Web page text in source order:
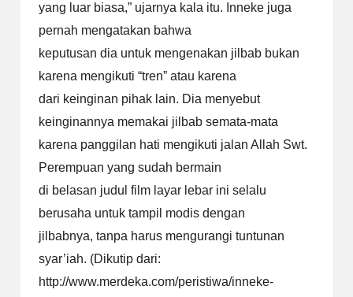
yang luar biasa,” ujarnya kala itu. Inneke juga
pernah mengatakan bahwa
keputusan dia untuk mengenakan jilbab bukan
karena mengikuti “tren” atau karena
dari keinginan pihak lain. Dia menyebut
keinginannya memakai jilbab semata-mata
karena panggilan hati mengikuti jalan Allah Swt.
Perempuan yang sudah bermain
di belasan judul film layar lebar ini selalu
berusaha untuk tampil modis dengan
jilbabnya, tanpa harus mengurangi tuntunan
syar’iah. (Dikutip dari:
http://www.merdeka.com/peristiwa/inneke-